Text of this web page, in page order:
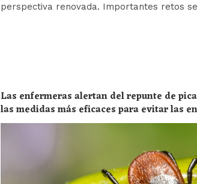
perspectiva renovada. Importantes retos
Las enfermeras alertan del repunte de
las medidas más eficaces para evitar las